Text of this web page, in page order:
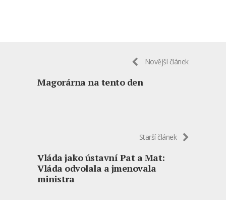
Novější článek
Magorárna na tento den
Starší článek
Vláda jako ústavní Pat a Mat:
Vláda odvolala a jmenovala
ministra